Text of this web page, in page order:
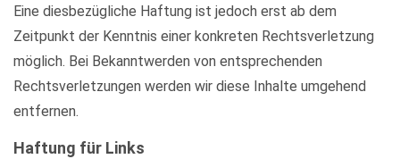
Eine diesbezügliche Haftung ist jedoch erst ab dem
Zeitpunkt der Kenntnis einer konkreten Rechtsverletzung
möglich. Bei Bekanntwerden von entsprechenden
Rechtsverletzungen werden wir diese Inhalte umgehend
entfernen.
Haftung für Links